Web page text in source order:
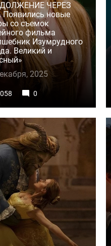
ЧЕРЕЗ
Появились новые
со съемок
фильма
Изумрудного
Великий и
2025
0